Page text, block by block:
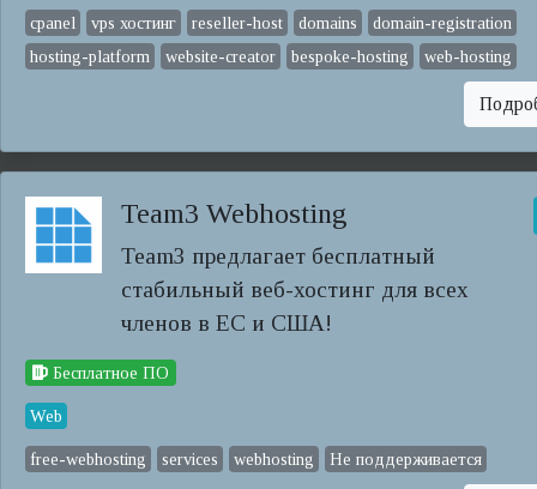
cpanel vps хостинг reseller-host domains
domain-registration
hosting-platform
website-creator bespoke-hosting web-hosting
Team3 Webhosting
Team3 предлагает бесплатный
стабильный веб-хостинг для всех
членов в ЕС и США!
Бесплатное ПО
Web
free-webhosting services webhosting Не поддерживается